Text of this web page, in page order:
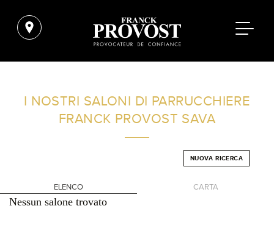
FILTRI AVANZATI
I NOSTRI SALONI DI PARRUCCHIERE
FRANCK PROVOST SAVA
NUOVA RICERCA
ELENCO CARTA
Nessun salone trovato